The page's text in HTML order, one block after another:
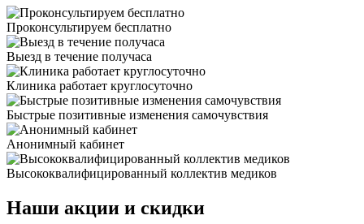
Проконсультируем бесплатно
Выезд в течение получаса
Клиника работает круглосуточно
Быстрые позитивные изменения самочувствия
Анонимный кабинет
Высококвалифицированный коллектив медиков
Наши акции и скидки